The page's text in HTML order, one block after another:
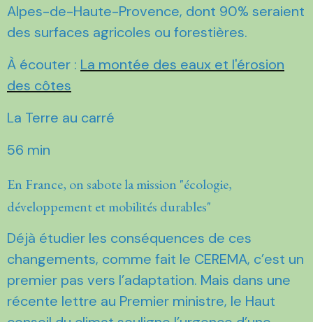
Alpes-de-Haute-Provence, dont 90% seraient
des surfaces agricoles ou forestières.
À écouter : La montée des eaux et l'érosion
des côtes
La Terre au carré
56 min
En France, on sabote la mission "écologie,
développement et mobilités durables"
Déjà étudier les conséquences de ces
changements, comme fait le CEREMA, c’est un
premier pas vers l’adaptation. Mais dans une
récente lettre au Premier ministre, le Haut